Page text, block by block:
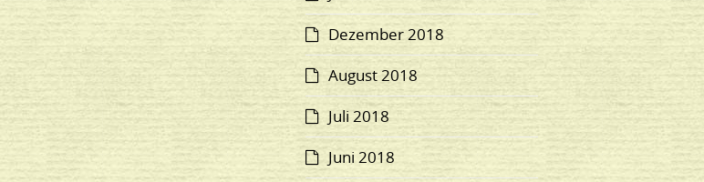
Dezember 2018
August 2018
Juli 2018
Juni 2018